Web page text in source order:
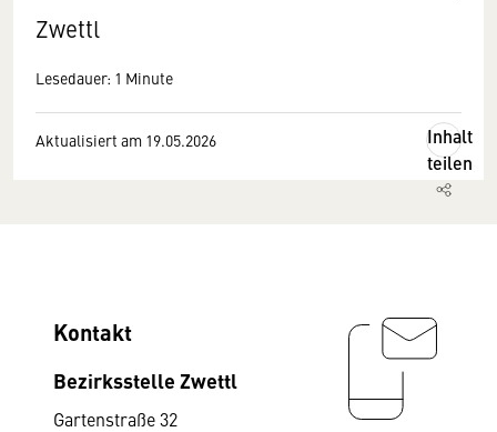
Zwettl
Lesedauer: 1 Minute
Aktualisiert am 19.05.2026
Inhalt
teilen
Kontakt
Bezirksstelle Zwettl
Gartenstraße 32